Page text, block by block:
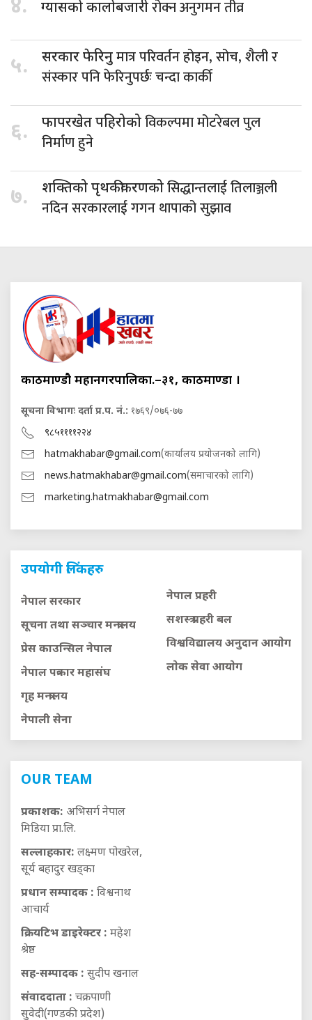
४. ग्यासको कालोबजारीरोक्न अनुगमन तीव्र
५. सरकार फेरिनुमात्र परिवर्तन होइन, सोच, शैली र
संस्कार पनि फेरिनुपर्छः चन्दा कार्की
६. फापरखेत पहिरोकोविकल्पमा मोटरेबल पुल
निर्माण हुने
७. शक्तिको पृथकीकरणकोसिद्धान्तलाई तिलाञ्जली
नदिन सरकारलाई गगन थापाको सुझाव
काठमाण्डौ महानगरपालिका.–३१, काठमाण्डौं ।
सूचना विभागः दर्ता प्र.प. नं.: १७६९/०७६-७७
९८५११११२२४
hatmakhabar@gmail.com(कार्यालय प्रयोजनको लागि)
news.hatmakhabar@gmail.com(समाचारको लागि)
marketing.hatmakhabar@gmail.com
उपयोगी लिंकहरु
नेपाल सरकार
सूचना तथा सञ्चार मन्त्रालय
प्रेस काउन्सिल नेपाल
नेपाल पत्रकार महासंघ
गृह मन्त्रालय
नेपाली सेना
नेपाल प्रहरी
सशस्त्र प्रहरी बल
विश्वविद्यालय अनुदान आयाेग
लाेक सेवा आयाेग
OUR TEAM
प्रकाशक: अभिसर्ग नेपाल
मिडिया प्रा.लि.
सल्लाहकार: लक्ष्मण पोखरेल,
सूर्य बहादुर खड्का
प्रधान सम्पादक : विश्वनाथ
आचार्य
क्रियटिभ डाइरेक्टर : महेश
श्रेष्ठ
सह-सम्पादक : सुदीप खनाल
संवाददाता : चक्रपाणी
सुवेदी(गण्डकी प्रदेश)